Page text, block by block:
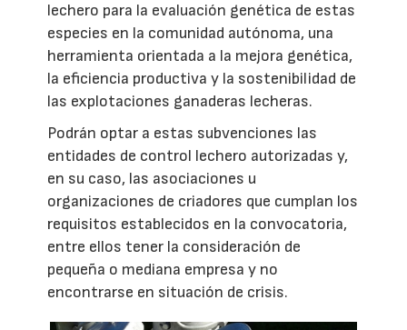
lechero para la evaluación genética de estas
especies en la comunidad autónoma, una
herramienta orientada a la mejora genética,
la eficiencia productiva y la sostenibilidad de
las explotaciones ganaderas lecheras.
Podrán optar a estas subvenciones las
entidades de control lechero autorizadas y,
en su caso, las asociaciones u
organizaciones de criadores que cumplan los
requisitos establecidos en la convocatoria,
entre ellos tener la consideración de
pequeña o mediana empresa y no
encontrarse en situación de crisis.